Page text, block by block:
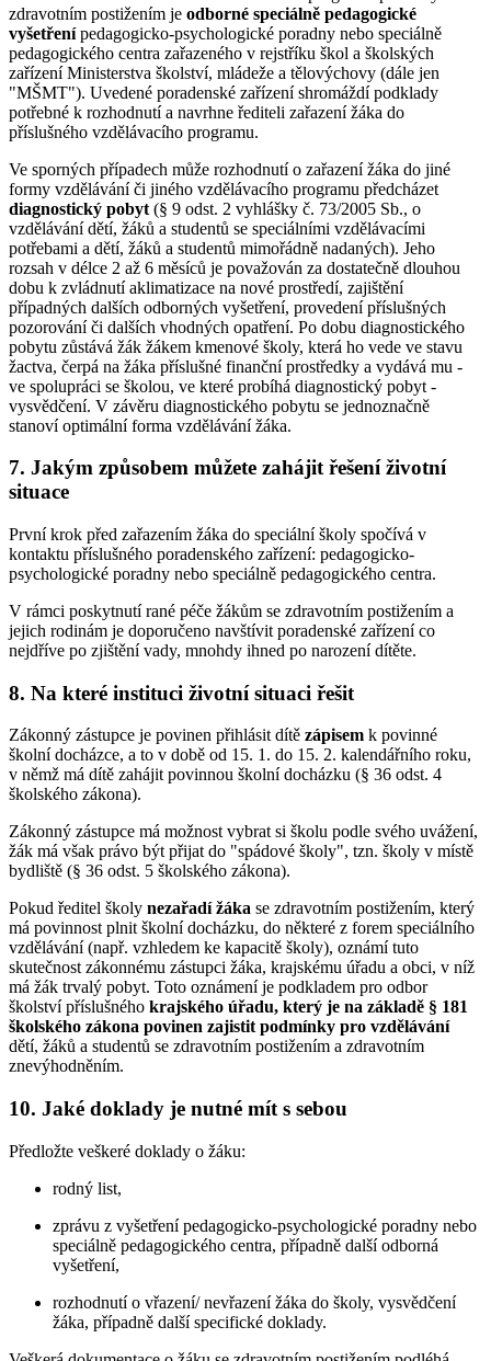
zdravotním postižením je odborné speciálně pedagogické
vyšetřenípedagogicko-psychologické poradny nebo speciálně
pedagogického centra zařazeného v rejstříku škol a školských
zařízení Ministerstva školství, mládeže a tělovýchovy (dále jen
"MŠMT"). Uvedené poradenské zařízení shromáždí podklady
potřebné k rozhodnutí a navrhne řediteli zařazení žáka do
příslušného vzdělávacího programu.
Ve sporných případech může rozhodnutí o zařazení žáka do jiné
formy vzdělávání či jiného vzdělávacího programu předcházet
diagnostický pobyt (§ 9 odst. 2 vyhlášky č. 73/2005 Sb., o
vzdělávání dětí, žáků a studentů se speciálními vzdělávacími
potřebami a dětí, žáků a studentů mimořádně nadaných). Jeho
rozsah v délce 2 až 6 měsíců je považován za dostatečně dlouhou
dobu k zvládnutí aklimatizace na nové prostředí, zajištění
případných dalších odborných vyšetření, provedení příslušných
pozorování či dalších vhodných opatření. Po dobu diagnostického
pobytu zůstává žák žákem kmenové školy, která ho vede ve stavu
žactva, čerpá na žáka příslušné finanční prostředky a vydává mu -
ve spolupráci se školou, ve které probíhá diagnostický pobyt -
vysvědčení. V závěru diagnostického pobytu se jednoznačně
stanoví optimální forma vzdělávání žáka.
7. Jakým způsobem můžete zahájit řešení životní
situace
První krok před zařazením žáka do speciální školy spočívá v
kontaktu příslušného poradenského zařízení: pedagogicko-
psychologické poradny nebo speciálně pedagogického centra.
V rámci poskytnutí rané péče žákům se zdravotním postižením a
jejich rodinám je doporučeno navštívit poradenské zařízení co
nejdříve po zjištění vady, mnohdy ihned po narození dítěte.
8. Na které instituci životní situaci řešit
Zákonný zástupce je povinen přihlásit dítě zápisem k povinné
školní docházce, a to v době od 15. 1. do 15. 2. kalendářního roku,
v němž má dítě zahájit povinnou školní docházku (§ 36 odst. 4
školského zákona).
Zákonný zástupce má možnost vybrat si školu podle svého uvážení,
žák má však právo být přijat do "spádové školy", tzn. školy v místě
bydliště (§ 36 odst. 5 školského zákona).
Pokud ředitel školy nezařadí žáka se zdravotním postižením, který
má povinnost plnit školní docházku, do některé z forem speciálního
vzdělávání (např. vzhledem ke kapacitě školy), oznámí tuto
skutečnost zákonnému zástupci žáka, krajskému úřadu a obci, v níž
má žák trvalý pobyt. Toto oznámení je podkladem pro odbor
školství příslušného krajského úřadu, který je na základě § 181
školského zákona povinen zajistit podmínky pro vzdělávání
dětí, žáků a studentů se zdravotním postižením a zdravotním
znevýhodněním.
10. Jaké doklady je nutné mít s sebou
Předložte veškeré doklady o žáku:
rodný list,
zprávu z vyšetření pedagogicko-psychologické poradny nebo
speciálně pedagogického centra, případně další odborná
vyšetření,
rozhodnutí o vřazení/ nevřazení žáka do školy, vysvědčení
žáka, případně další specifické doklady.